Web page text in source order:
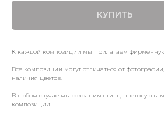
КУПИТЬ
К каждой композиции мы прилагаем фирменную
Все композиции могут отличаться от
наличия цветов.
В любом случае мы сохраним стиль, цветовую
композиции.